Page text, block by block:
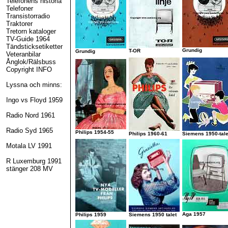
Telefoner
Transistorradio
Traktorer
Tretorn kataloger
TV-Guide 1964
Tändsticksetiketter
Veteranbilar
Ånglok/Rälsbuss
Copyright INFO
Lyssna och minns:
Ingo vs Floyd 1959
Radio Nord 1961
Radio Syd 1965
Motala LV 1991
R Luxemburg 1991
stänger 208 MV
Grundig T-OR Grundig
Philips 1954-55 Philips 1960-61 Siemens 1950-
Philips 1959 Siemens 1950 talet Aga 1957